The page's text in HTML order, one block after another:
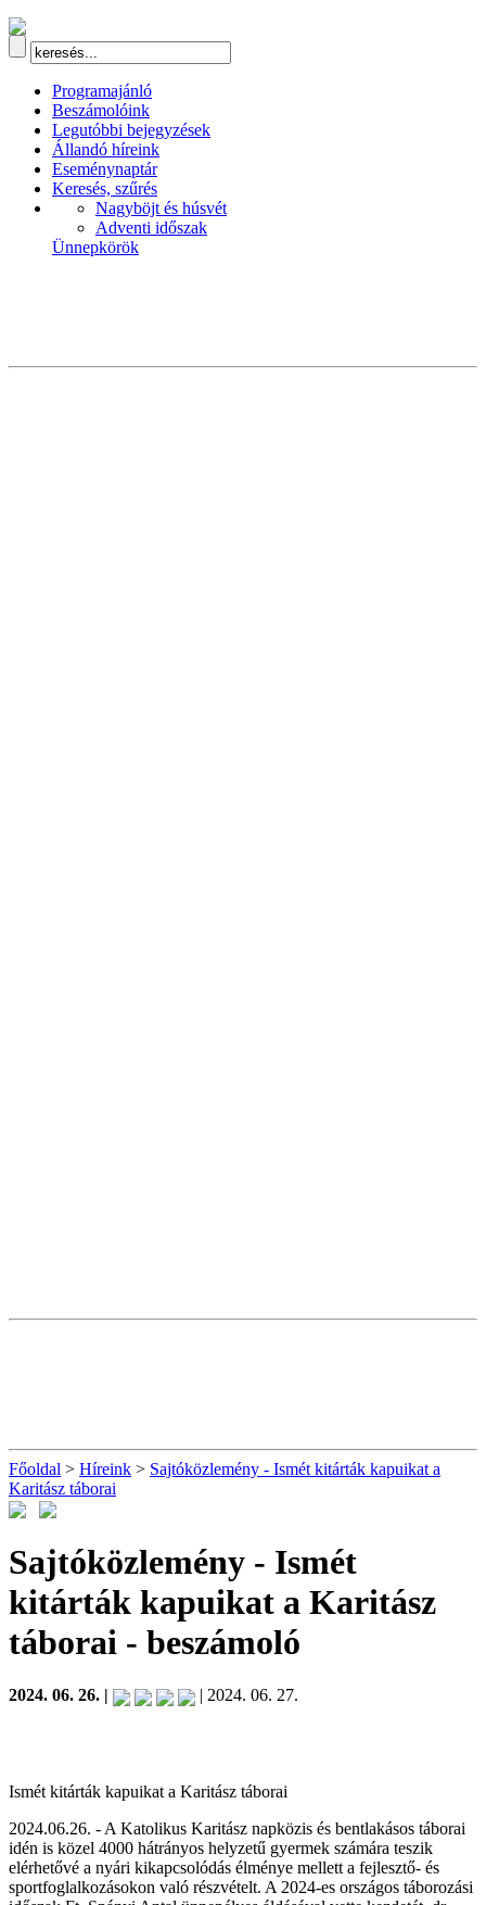
Programajánló
Beszámolóink
Legutóbbi bejegyzések
Állandó híreink
Eseménynaptár
Keresés, szűrés
Nagyböjt és húsvét
Adventi időszak
Ünnepkörök
Főoldal > Híreink > Sajtóközlemény - Ismét kitárták kapuikat a
Karitász táborai
Sajtóközlemény - Ismét
kitárták kapuikat a Karitász
táborai - beszámoló
2024. 06. 26. | | 2024. 06. 27.
Ismét kitárták kapuikat a Karitász táborai
2024.06.26. - A Katolikus Karitász napközis és bentlakásos táborai
idén is közel 4000 hátrányos helyzetű gyermek számára teszik
elérhetővé a nyári kikapcsolódás élménye mellett a fejlesztő- és
sportfoglalkozásokon való részvételt. A 2024-es országos táborozási